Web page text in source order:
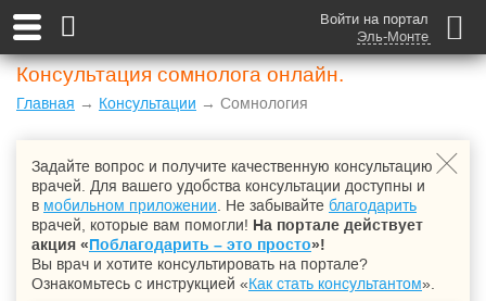
Войти на портал
Эль-Монте
Консультация сомнолога онлайн.
Главная → Консультации → Сомнология
Задайте вопрос и получите качественную консультацию
врачей. Для вашего удобства консультации доступны и
в мобильном приложении . Не забывайте благодарить
врачей, которые вам помогли! На портале действует
акция «Поблагодарить – это просто»!
Вы врач и хотите консультировать на портале?
Ознакомьтесь с инструкцией «Как стать консультантом».